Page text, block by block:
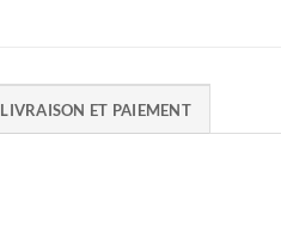
LIVRAISON ET PAIEMENT